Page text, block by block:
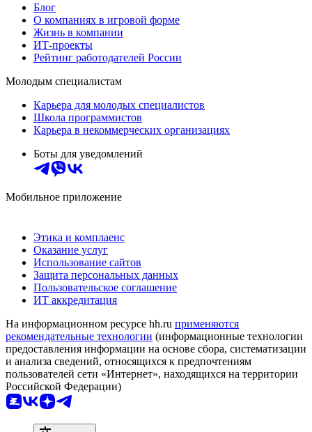
Блог
О компаниях в игровой форме
Жизнь в компании
ИТ-проекты
Рейтинг работодателей России
Молодым специалистам
Карьера для молодых специалистов
Школа программистов
Карьера в некоммерческих организациях
Боты для уведомлений
Мобильное приложение
Этика и комплаенс
Оказание услуг
Использование сайтов
Защита персональных данных
Пользовательское соглашение
ИТ аккредитация
На информационном ресурсе hh.ru применяются
рекомендательные технологии (информационные технологии
предоставления информации на основе сбора, систематизации
и анализа сведений, относящихся к предпочтениям
пользователей сети «Интернет», находящихся на территории
Российской Федерации)